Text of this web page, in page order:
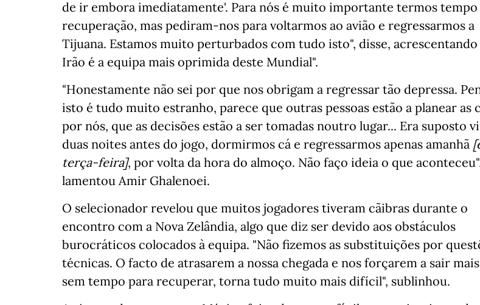
de ir embora imediatamente'. Para nós é muito importante termos tempo
recuperação, mas pediram-nos para voltarmos ao avião e regressarmos a
Tijuana. Estamos muito perturbados com tudo isto", disse, acrescentando
Irão é a equipa mais oprimida deste Mundial".
"Honestamente não sei por que nos obrigam a regressar tão depressa.
isto é tudo muito estranho, parece que outras pessoas estão a planear as
por nós, que as decisões estão a ser tomadas noutro lugar... Era suposto
duas noites antes do jogo, dormirmos cá e regressarmos apenas amanhã
terça-feira], por volta da hora do almoço. Não faço ideia o que
lamentou Amir Ghalenoei.
O selecionador revelou que muitos jogadores tiveram cãibras durante o
encontro com a Nova Zelândia, algo que diz ser devido aos obstáculos
burocráticos colocados à equipa. "Não fizemos as substituições por
técnicas. O facto de atrasarem a nossa chegada e nos forçarem a sair
sem tempo para recuperar, torna tudo muito mais difícil", sublinhou.